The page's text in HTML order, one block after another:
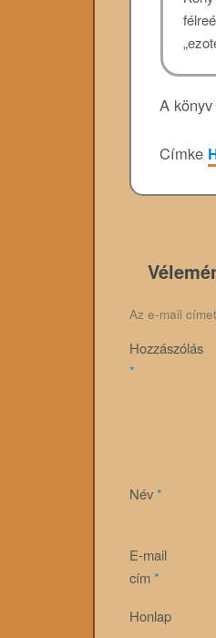
A
Címke
Az e-mail
Hozzászólás
*
Név*
E-mail
cím*
Honlap